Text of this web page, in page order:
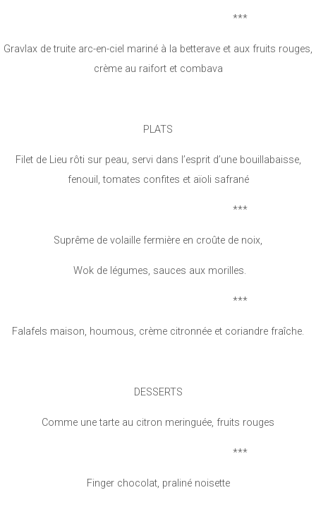
***
Gravlax de truite arc-en-ciel mariné à la betterave et aux fruits rouges,
crème au raifort et combava
PLATS
Filet de Lieu rôti sur peau, servi dans l’esprit d’une bouillabaisse,
fenouil, tomates confites et aïoli safrané
***
Suprême de volaille fermière en croûte de noix,
Wok de légumes, sauces aux morilles.
***
Falafels maison, houmous, crème citronnée et coriandre fraîche.
DESSERTS
Comme une tarte au citron meringuée, fruits rouges
***
Finger chocolat, praliné noisette